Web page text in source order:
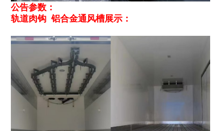
公告参数：
轨道肉钩 铝合金通风槽展示：